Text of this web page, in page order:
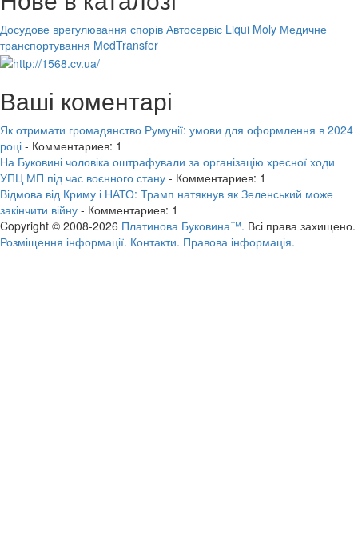
Досудове врегулювання спорів Автосервіс Liqui Moly Медичне
транспортування MedTransfer
Ваші коментарі
Як отримати громадянство Румунії: умови для оформлення в 2024
році - Комментариев: 1
На Буковині чоловіка оштрафували за організацію хресної ходи
УПЦ МП під час воєнного стану - Комментариев: 1
Відмова від Криму і НАТО: Трамп натякнув як Зеленський може
закінчити війну - Комментариев: 1
Copyright © 2008-2026 Платинова Буковина™. Всі права захищено.
Розміщення інформації. Контакти. Правова інформація.